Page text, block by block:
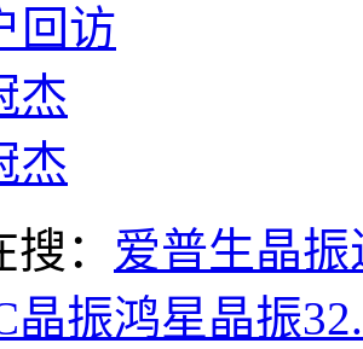
回访
杰
杰
： 爱普生晶振
晶振鸿星晶振